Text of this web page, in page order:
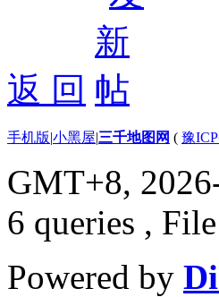
返 回
手机版|小黑屋|三千地图网 ( 豫
GMT+8,
6 queries ,
Powered by